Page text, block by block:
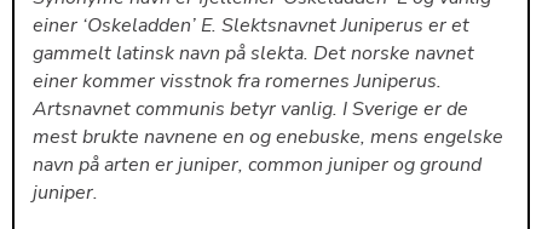
einer ‘Oskeladden’ E. Slektsnavnet Juniperus er et
gammelt latinsk navn på slekta. Det norske navnet
einer kommer visstnok fra romernes Juniperus.
Artsnavnet communis betyr vanlig. I Sverige er de
mest brukte navnene en og enebuske, mens engelske
navn på arten er juniper, common juniper og ground
juniper.